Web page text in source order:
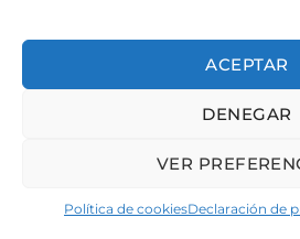
ACEPTAR
DENEGAR
VER
Política de cookiesDeclaración de
Visa
web por